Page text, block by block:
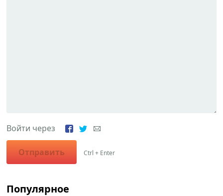
Войти через
Отправить Ctrl + Enter
Популярное